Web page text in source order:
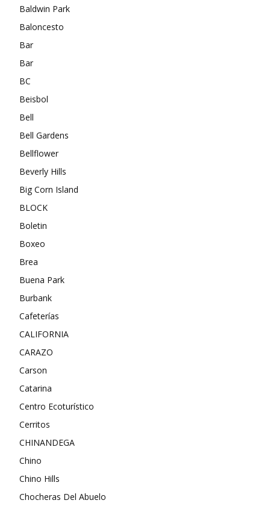
Baldwin Park
Baloncesto
Bar
Bar
BC
Beisbol
Bell
Bell Gardens
Bellflower
Beverly Hills
Big Corn Island
BLOCK
Boletin
Boxeo
Brea
Buena Park
Burbank
Cafeterías
CALIFORNIA
CARAZO
Carson
Catarina
Centro Ecoturístico
Cerritos
CHINANDEGA
Chino
Chino Hills
Chocheras Del Abuelo